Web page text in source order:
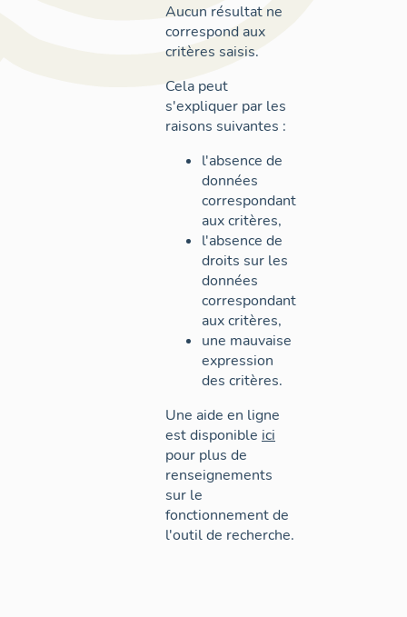
Aucun résultat ne
correspond aux
critères saisis.
Cela peut
s'expliquer par les
raisons suivantes :
l'absence de
données
correspondant
aux critères,
l'absence de
droits sur les
données
correspondant
aux critères,
une mauvaise
expression
des critères.
Une aide en ligne
est disponible ici
pour plus de
renseignements
sur le
fonctionnement de
l'outil de recherche.